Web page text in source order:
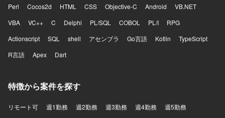
Perl
Cocos2d HTML CSS Objective-C Android
VB.NET
VBA
VC++ C Delphi PL/SQL COBOL PL/I
RPG
Actionscript
SQL shell アセンブラ Go言語 Kotlin
TypeScript
R言語
Apex Dart
特徴から案件を探す
リモート可 週1勤務 週2勤務 週3勤務 週4勤務 週5勤務